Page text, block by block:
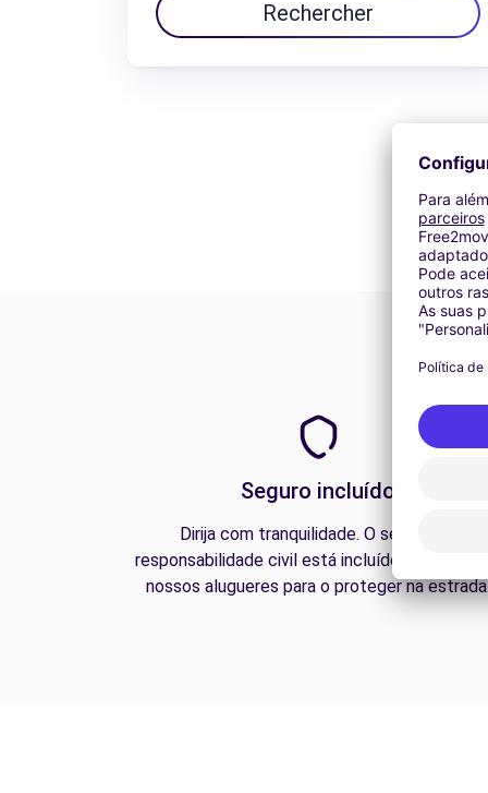
Rechercher
Seguro incluído
Dirija com tranquilidade. O seguro de
responsabilidade civil está incluído em todos
nossos alugueres para o proteger na